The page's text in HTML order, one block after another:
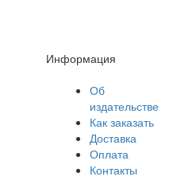
Информация
Об
издательстве
Как заказать
Доставка
Оплата
Контакты